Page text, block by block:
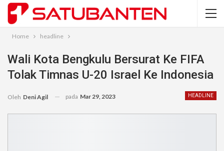
Home headline
Wali Kota Bengkulu Bersurat Ke FIFA
Tolak Timnas U-20 Israel Ke Indonesia
HEADLINE
Oleh Deni Agil pada Mar 29, 2023